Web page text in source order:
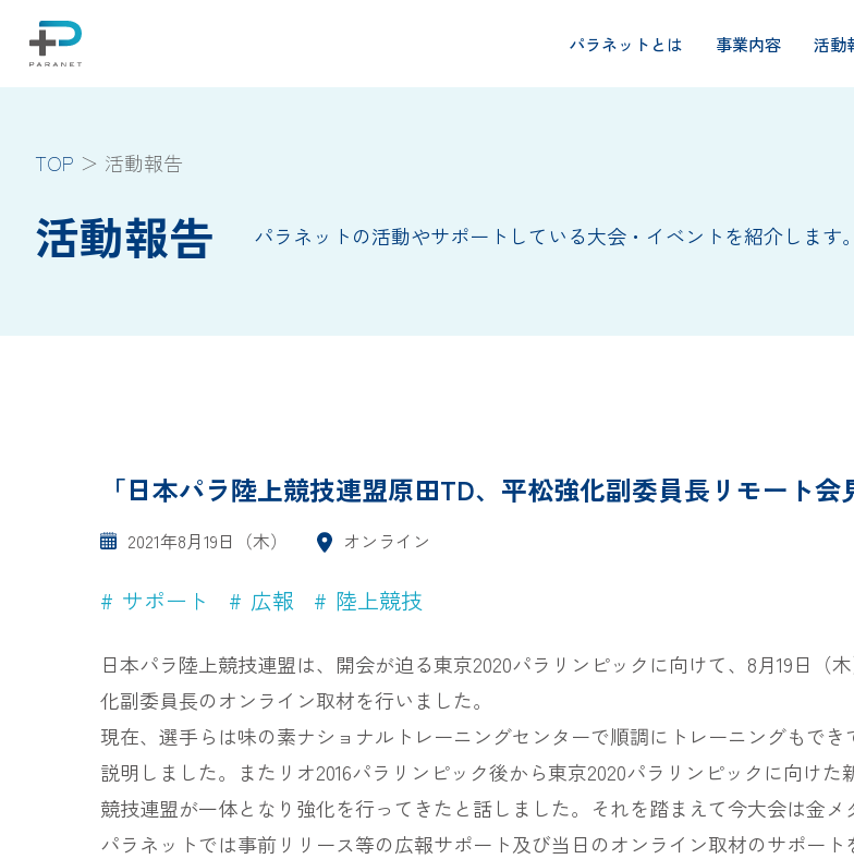
パラネットとは 事業内容 活動
TOP 活動報告
活動報告 パラネットの活動やサポートしている大会・イベントを紹介します。
「日本パラ陸上競技連盟原田TD、平松強化副委員長リモート
2021年8月19日（木） オンライン
サポート 広報 陸上競技
日本パラ陸上競技連盟は、開会が迫る東京2020パラリンピックに向けて、8月19日
化副委員長のオンライン取材を行いました。
現在、選手らは味の素ナショナルトレーニングセンターで順調にトレーニングもで
説明しました。またリオ2016パラリンピック後から東京2020パラリンピックに向け
競技連盟が一体となり強化を行ってきたと話しました。それを踏まえて今大会は金メ
パラネットでは事前リリース等の広報サポート及び当日のオンライン取材のサポート